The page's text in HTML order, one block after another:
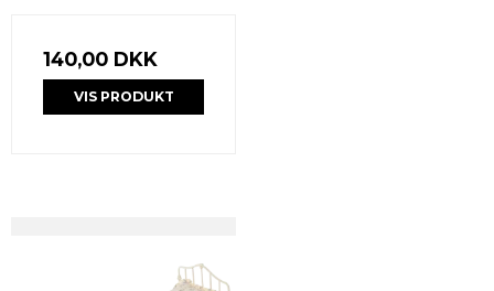
140,00 DKK
VIS PRODUKT